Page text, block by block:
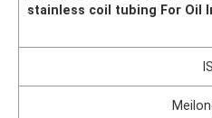
stainless coil tubing For Oil